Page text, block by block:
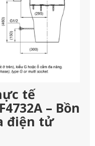
tế
– Bồn
điện tử